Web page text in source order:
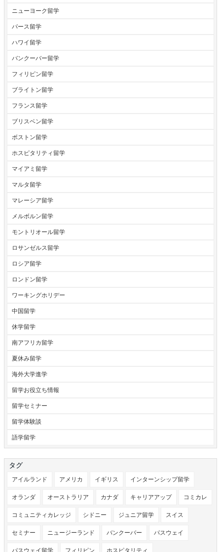
ニューヨーク留学
パース留学
ハワイ留学
バンクーバー留学
フィリピン留学
ブライトン留学
フランス留学
ブリスベン留学
ボストン留学
ホスピタリティ留学
マイアミ留学
マルタ留学
マレーシア留学
メルボルン留学
モントリオール留学
ロサンゼルス留学
ロシア留学
ロンドン留学
ワーキングホリデー
中国留学
休学留学
南アフリカ留学
夏休み留学
海外大学進学
留学お役立ち情報
留学セミナー
留学体験談
語学留学
タグ
アイルランド アメリカ イギリス インターンシップ留学
オランダ オーストラリア カナダ キャリアアップ コミカレ
コミュニティカレッジ シドニー ジュニア留学 スイス
セミナー ニュージーランド バンクーバー パスウェイ
パスウェイ留学 フィリピン ホスピタリティ